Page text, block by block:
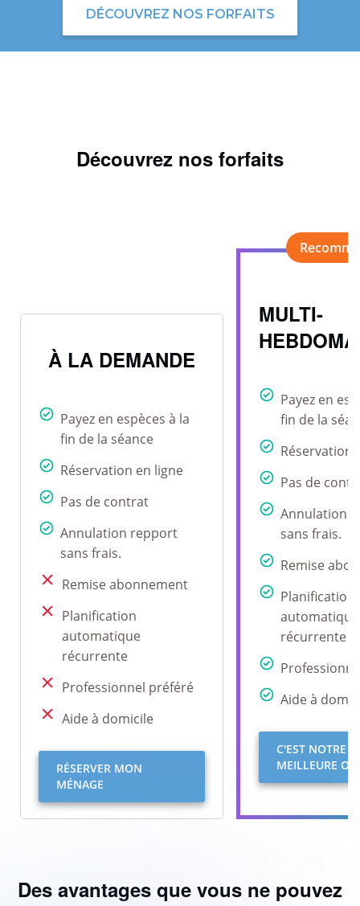
DÉCOUVREZ NOS FORFAITS
Découvrez nos forfaits
MULTI-
Payez en
fin de la
Réservation
Pas de
Annulation
sans frais.
Remise
Planification
automatique
récurrente
Aide à
C'EST NOTRE
MEILLEURE
À LA DEMANDE
Payez en espèces à la
fin de la séance
Réservation en ligne
Pas de contrat
Annulation repport
sans frais.
Remise abonnement
Planification
automatique
récurrente
Professionnel préféré
Aide à domicile
RÉSERVER MON
MÉNAGE
Des avantages que vous ne pouvez